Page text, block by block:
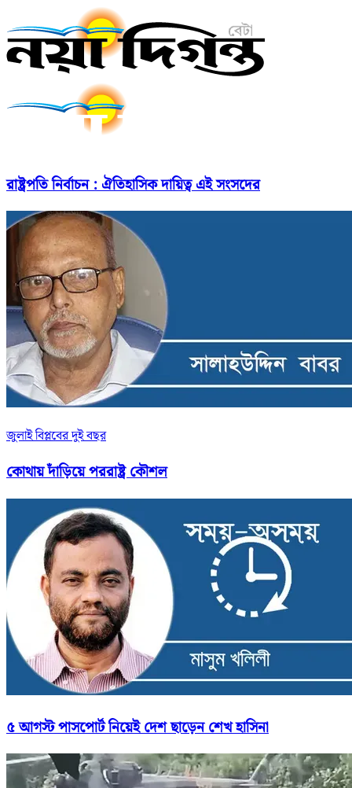
রাষ্ট্রপতি নির্বাচন : ঐতিহাসিক দায়িত্ব এই সংসদের
জুলাই বিপ্লবের দুই বছর
কোথায় দাঁড়িয়ে পররাষ্ট্র কৌশল
৫ আগস্ট পাসপোর্ট নিয়েই দেশ ছাড়েন শেখ হাসিনা